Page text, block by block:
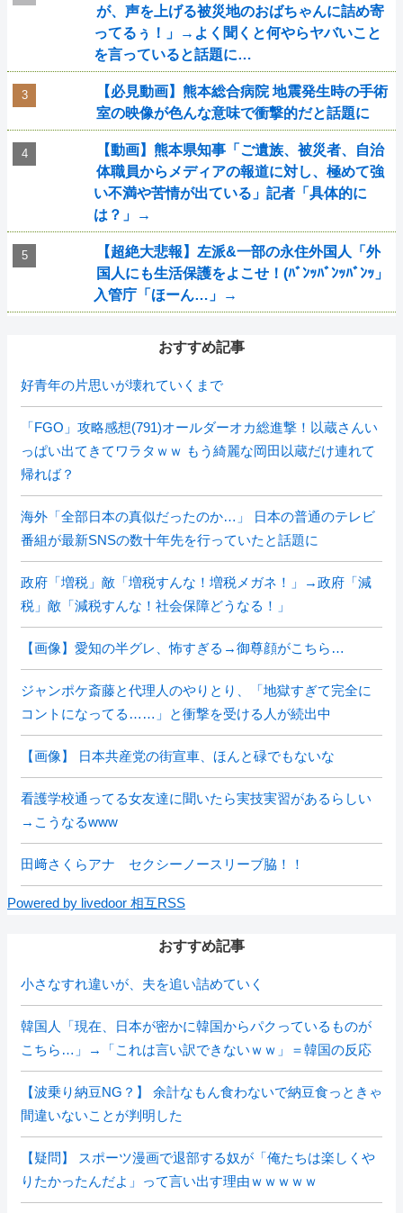
が、声を上げる被災地のおばちゃんに詰め寄
ってるぅ！」→よく聞くと何やらヤバいこと
を言っていると話題に…
【必見動画】熊本総合病院 地震発生時の手術
室の映像が色んな意味で衝撃的だと話題に
【動画】熊本県知事「ご遺族、被災者、自治
体職員からメディアの報道に対し、極めて強
い不満や苦情が出ている」記者「具体的に
は？」→
【超絶大悲報】左派&一部の永住外国人「外
国人にも生活保護をよこせ！(ﾊﾞﾝｯﾊﾞﾝｯﾊﾞﾝｯ」
入管庁「ほーん…」→
おすすめ記事
好青年の片思いが壊れていくまで
「FGO」攻略感想(791)オールダーオカ総進撃！以蔵さんい
っぱい出てきてワラタｗｗ もう綺麗な岡田以蔵だけ連れて
帰れば？
海外「全部日本の真似だったのか…」 日本の普通のテレビ
番組が最新SNSの数十年先を行っていたと話題に
政府「増税」敵「増税すんな！増税メガネ！」→政府「減
税」敵「減税すんな！社会保障どうなる！」
【画像】愛知の半グレ、怖すぎる→御尊顔がこちら…
ジャンポケ斎藤と代理人のやりとり、「地獄すぎて完全に
コントになってる……」と衝撃を受ける人が続出中
【画像】 日本共産党の街宣車、ほんと碌でもないな
看護学校通ってる女友達に聞いたら実技実習があるらしい
→こうなるwww
田﨑さくらアナ セクシーノースリーブ脇！！
Powered by livedoor 相互RSS
おすすめ記事
小さなすれ違いが、夫を追い詰めていく
韓国人「現在、日本が密かに韓国からパクっているものが
こちら…」→「これは言い訳できないｗｗ」＝韓国の反応
【波乗り納豆NG？】 余計なもん食わないで納豆食っときゃ
間違いないことが判明した
【疑問】 スポーツ漫画で退部する奴が「俺たちは楽しくや
りたかったんだよ」って言い出す理由ｗｗｗｗｗ